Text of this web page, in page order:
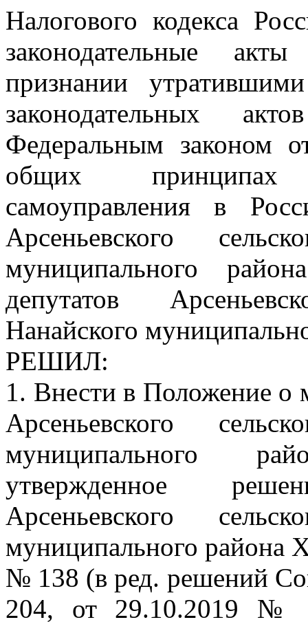
Налогового кодекса
законодательные
признании
законодательных
Федеральным
общих принципах
самоуправления в
Арсеньевского
муниципального
депутатов
Нанайского
РЕШИЛ:
1. Внести в Положение о
Арсеньевского
муниципального
утвержденное
Арсеньевского
муниципального района
№ 138 (в ред. решений
204, от 29.10.2019